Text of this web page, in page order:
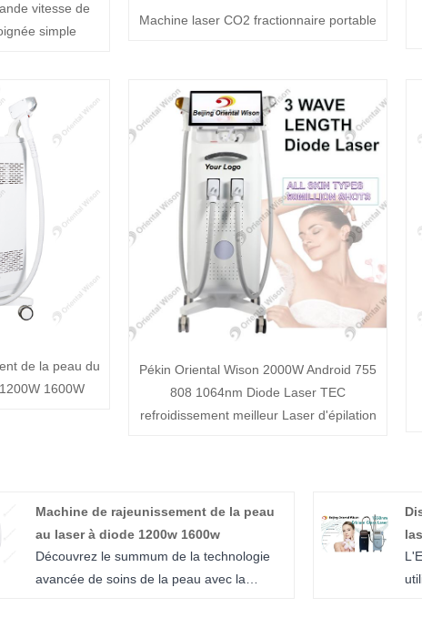
vitesse de
simple
Machine laser CO2 fractionnaire portable
de la peau du
1600W
Pékin Oriental Wison 2000W Android 755
808 1064nm Diode Laser TEC
refroidissement meilleur Laser d'épilation
Machine de rajeunissement de la peau
au laser à diode 1200w 1600w
Découvrez le summum de la technologie
avancée de soins de la peau avec la